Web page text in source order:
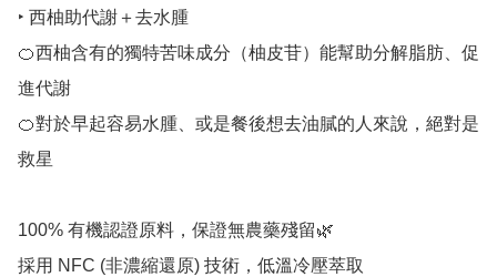
‣ 西柚助代謝＋去水腫
🍊西柚含有的獨特苦味成分（柚皮苷）能幫助分解脂肪、促
進代謝
🍊對於早起容易水腫、或是餐後想去油膩的人來說，絕對是
救星
100% 有機認證原料，保證無農藥殘留🌿
採用 NFC (非濃縮還原) 技術，低溫冷壓萃取